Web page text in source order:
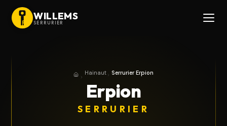
WILLEMS
SERRURIER
AccueilProvince du Hainaut
Hainaut Serrurier Erpion
Erpion
SERRURIER